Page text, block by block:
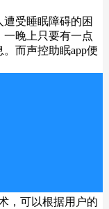
受睡眠障碍的困
晚上只要有一点
而声控助眠app便
，可以根据用户的